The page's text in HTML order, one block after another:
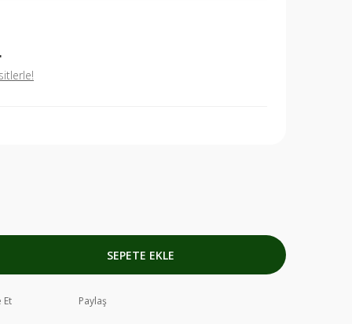
SEPETE EKLE
Et Paylaş